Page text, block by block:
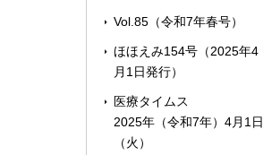
Vol.85（令和7年春号）
ほほえみ154号（2025年4
月1日発行）
医療タイムス
2025年（令和7年）4月1日
（火）